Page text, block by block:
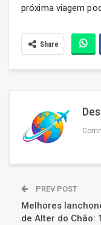
próxima viagem
Share
PREV POST
Melhores
de Alter do Chão: